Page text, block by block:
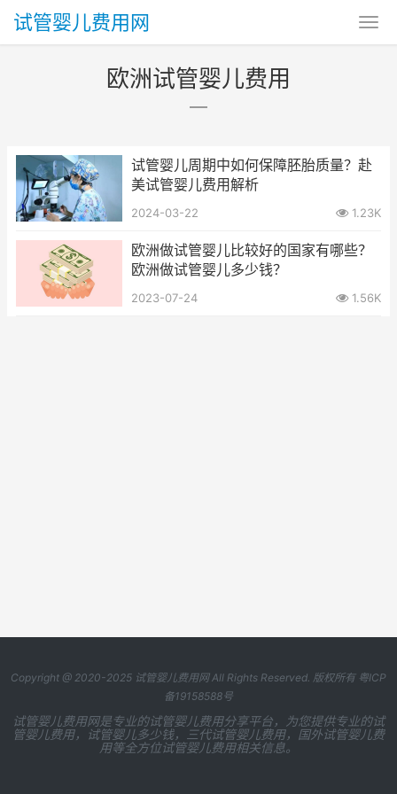
试管婴儿费用网
欧洲试管婴儿费用
试管婴儿周期中如何保障胚胎质量？赴
美试管婴儿费用解析
2024-03-22 1.23K
欧洲做试管婴儿比较好的国家有哪些？
欧洲做试管婴儿多少钱？
2023-07-24 1.56K
Copyright @ 2020-2025 试管婴儿费用网All Rights Reserved. 版权所有 粤ICP
备19158588号
试管婴儿费用网是专业的试管婴儿费用分享平台，为您提供专业的试
管婴儿费用，试管婴儿多少钱，三代试管婴儿费用，国外试管婴儿费
用等全方位试管婴儿费用相关信息。